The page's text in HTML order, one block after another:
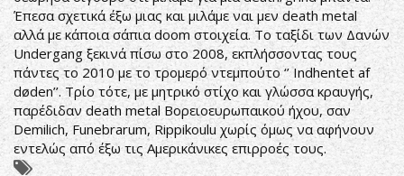
Έπεσα σχετικά έξω μιας και μιλάμε ναι μεν death metal
αλλά με κάποια σάπια doom στοιχεία. Το ταξίδι των Δανών
Undergang ξεκινά πίσω στο 2008, εκπλήσσοντας τους
πάντες το 2010 με το τρομερό ντεμπούτο ‘’ Indhentet af
døden’’. Τρίο τότε, με μητρικό στίχο και γλώσσα κραυγής,
παρέδιδαν death metal Βορειοευρωπαικού ήχου, σαν
Demilich, Funebrarum, Rippikoulu χωρίς όμως να αφήνουν
εντελώς από έξω τις Αμερικάνικες επιρροές τους.